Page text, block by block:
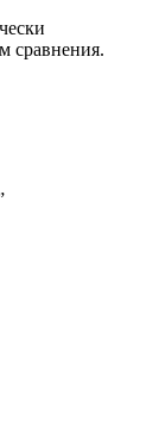
сравнения.